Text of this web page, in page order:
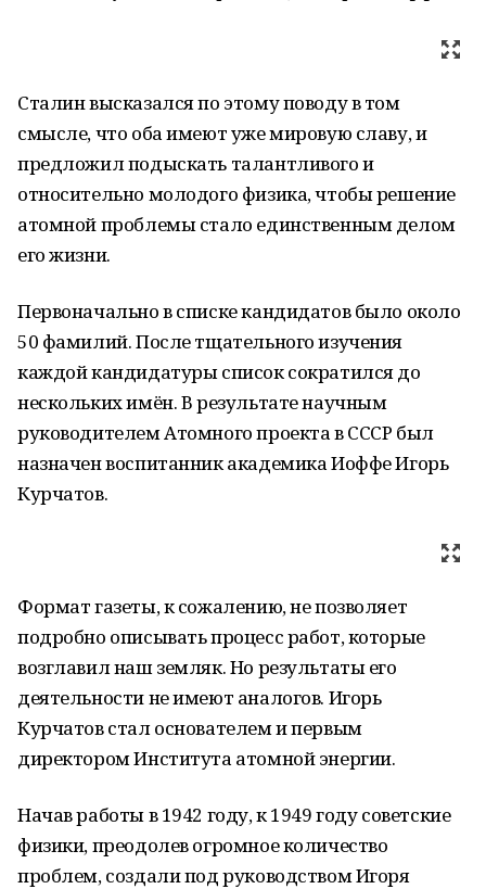
Сталин высказался по этому поводу в том
смысле, что оба имеют уже мировую славу, и
предложил подыскать талантливого и
относительно молодого физика, чтобы решение
атомной проблемы стало единственным делом
его жизни.
Первоначально в списке кандидатов было около
50 фамилий. После тщательного изучения
каждой кандидатуры список сократился до
нескольких имён. В результате научным
руководителем Атомного проекта в СССР был
назначен воспитанник академика Иоффе Игорь
Курчатов.
Формат газеты, к сожалению, не позволяет
подробно описывать процесс работ, которые
возглавил наш земляк. Но результаты его
деятельности не имеют аналогов. Игорь
Курчатов стал основателем и первым
директором Института атомной энергии.
Начав работы в 1942 году, к 1949 году советские
физики, преодолев огромное количество
проблем, создали под руководством Игоря